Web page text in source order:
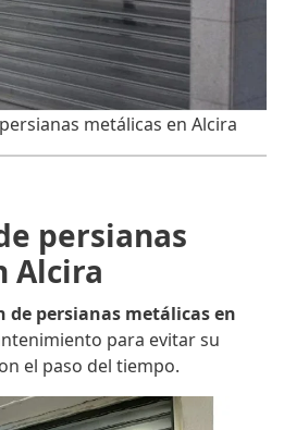
metálicas en Alcira
persianas
Alcira
de persianas metálicas en
para evitar su
el paso del tiempo.